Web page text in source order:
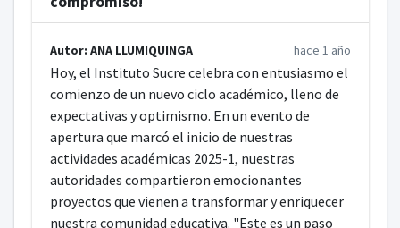
Autor: ANA LLUMIQUINGA hace 1 año
Hoy, el Instituto Sucre celebra con entusiasmo el
comienzo de un nuevo ciclo académico, lleno de
expectativas y optimismo. En un evento de
apertura que marcó el inicio de nuestras
actividades académicas 2025-1, nuestras
autoridades compartieron emocionantes
proyectos que vienen a transformar y enriquecer
nuestra comunidad educativa. "Este es un paso